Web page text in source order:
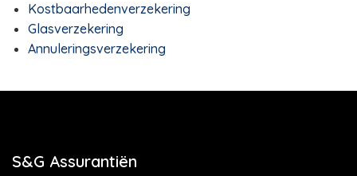
Kostbaarhedenverzekering
Glasverzekering
Annuleringsverzekering
S&G Assurantiën